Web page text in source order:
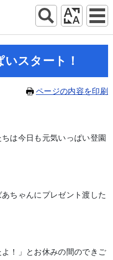
スタート！
ページの内容を印刷
は今日も元気いっぱい登園
ちゃんにプレゼント渡した
よ！」とお休みの間のできご